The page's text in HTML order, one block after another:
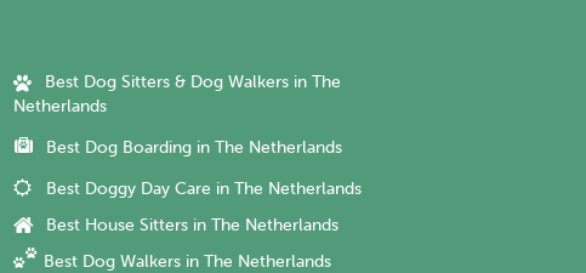
Best Dog Sitters & Dog Walkers in The
Netherlands
Best Dog Boarding in The Netherlands
Best Doggy Day Care in The Netherlands
Best House Sitters in The Netherlands
Best Dog Walkers in The Netherlands